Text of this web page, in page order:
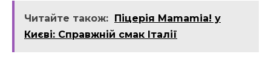
Читайте також: Піцерія Mamamia! у
Києві: Справжній смак Італії